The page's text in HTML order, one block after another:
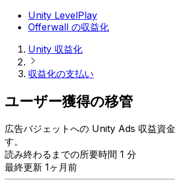
Unity LevelPlay
Offerwall の収益化
Unity 収益化
収益化の支払い
ユーザー獲得の移管
広告バジェットへの Unity Ads 収益資
す。
読み終わるまでの所要時間 1 分
最終更新 1ヶ月前